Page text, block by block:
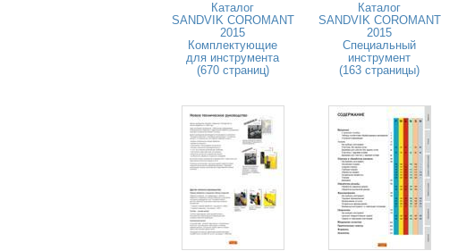
Каталог
SANDVIK COROMANT
2015
Комплектующие
для инструмента
(670 страниц)
Каталог
SANDVIK COROMANT
2015
Специальный
инструмент
(163 страницы)